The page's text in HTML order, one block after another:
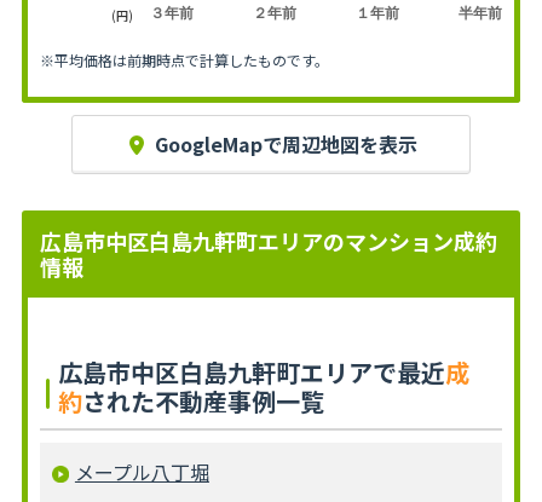
３年前 ２年前 １年前 半年前
(円)
※平均価格は前期時点で計算したものです。
GoogleMapで周辺地図を表示
広島市中区白島九軒町エリアのマンション成約
情報
広島市中区白島九軒町エリアで最近成
約された不動産事例一覧
メープル八丁堀